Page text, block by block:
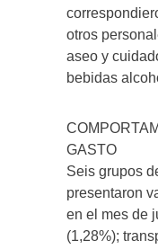
otros
aseo y
bebidas
GASTO
Seis grupos
presentaron
en el mes de
(1,28%);